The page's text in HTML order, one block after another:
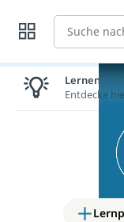
Suche
Lernen
Entdecke